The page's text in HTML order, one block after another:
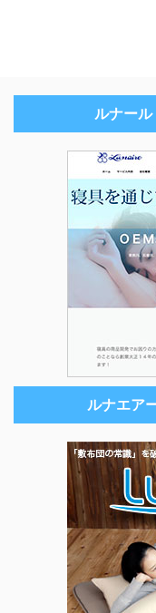
ルナー
ルナエア